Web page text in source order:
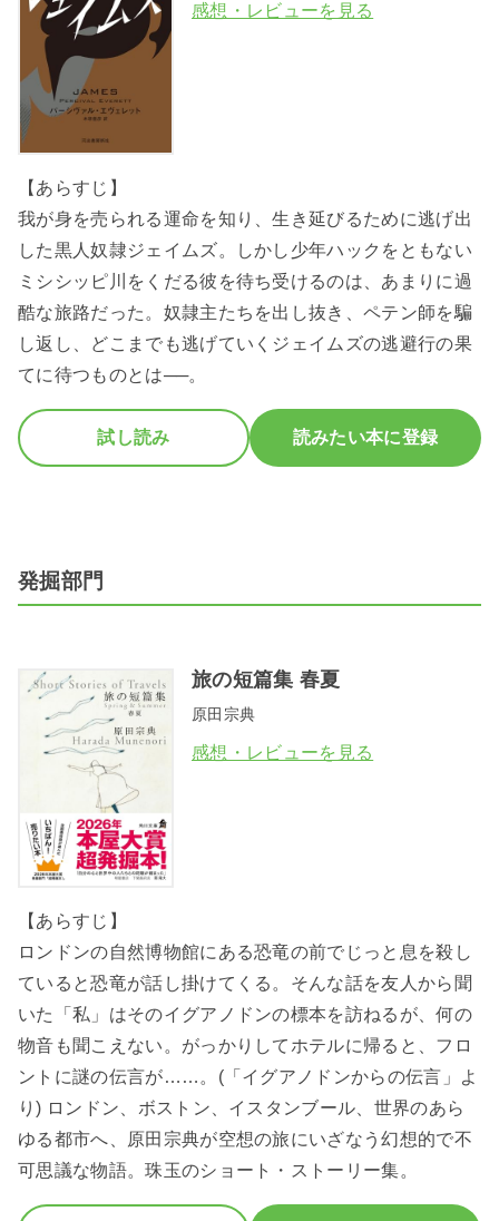
感想・レビューを見る
【あらすじ】
我が身を売られる運命を知り、生き延びるために逃げ出
した黒人奴隷ジェイムズ。しかし少年ハックをともない
ミシシッピ川をくだる彼を待ち受けるのは、あまりに過
酷な旅路だった。奴隷主たちを出し抜き、ペテン師を騙
し返し、どこまでも逃げていくジェイムズの逃避行の果
てに待つものとは──。
試し読み 読みたい本に登録
発掘部門
旅の短篇集 春夏
原田宗典
感想・レビューを見る
【あらすじ】
ロンドンの自然博物館にある恐竜の前でじっと息を殺し
ていると恐竜が話し掛けてくる。そんな話を友人から聞
いた「私」はそのイグアノドンの標本を訪ねるが、何の
物音も聞こえない。がっかりしてホテルに帰ると、フロ
ントに謎の伝言が……。(「イグアノドンからの伝言」よ
り) ロンドン、ボストン、イスタンブール、世界のあら
ゆる都市へ、原田宗典が空想の旅にいざなう幻想的で不
可思議な物語。珠玉のショート・ストーリー集。